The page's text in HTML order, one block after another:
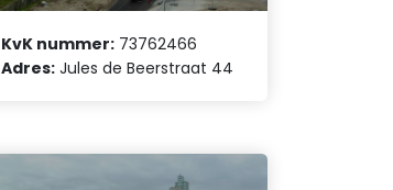
KvK nummer: 73762466
Adres: Jules de Beerstraat 44